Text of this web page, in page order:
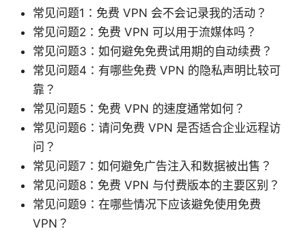
常见问题1：免费 VPN 会不会记录我的活动？
常见问题2：免费 VPN 可以用于流媒体吗？
常见问题3：如何避免免费试用期的自动续费？
常见问题4：有哪些免费 VPN 的隐私声明比较可
靠？
常见问题5：免费 VPN 的速度通常如何？
常见问题6：请问免费 VPN 是否适合企业远程访
问？
常见问题7：如何避免广告注入和数据被出售？
常见问题8：免费 VPN 与付费版本的主要区别？
常见问题9：在哪些情况下应该避免使用免费
VPN？